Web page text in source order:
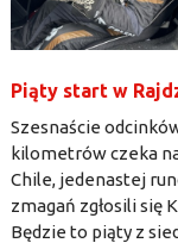
Piąty start w
Szesnaście
kilometrów czeka
Chile, jedenastej
zmagań zgłosili się
Będzie to piąty z